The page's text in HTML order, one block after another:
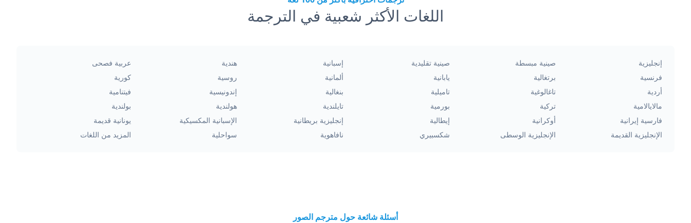
اللغات الأكثر شعبية في الترجمة
إنجليزية صينية مبسطة صينية تقليدية إسبانية هندية
عربية فصحى
فرنسية
برتغالية يابانية ألمانية روسية
كورية
أردية
تاغالوغية تاميلية بنغالية إندونيسية
فيتنامية
مالايالامية
تركية بورمية تايلندية هولندية
بولندية
فارسية إيرانية
أوكرانية إيطالية إنجليزية بريطانية الإسبانية المكسيكية
يونانية قديمة
الإنجليزية القديمة
الإنجليزية الوسطى شكسبيري نافاهوية سواحلية المزيد من اللغات
أسئلة شائعة حول مترجم الصور